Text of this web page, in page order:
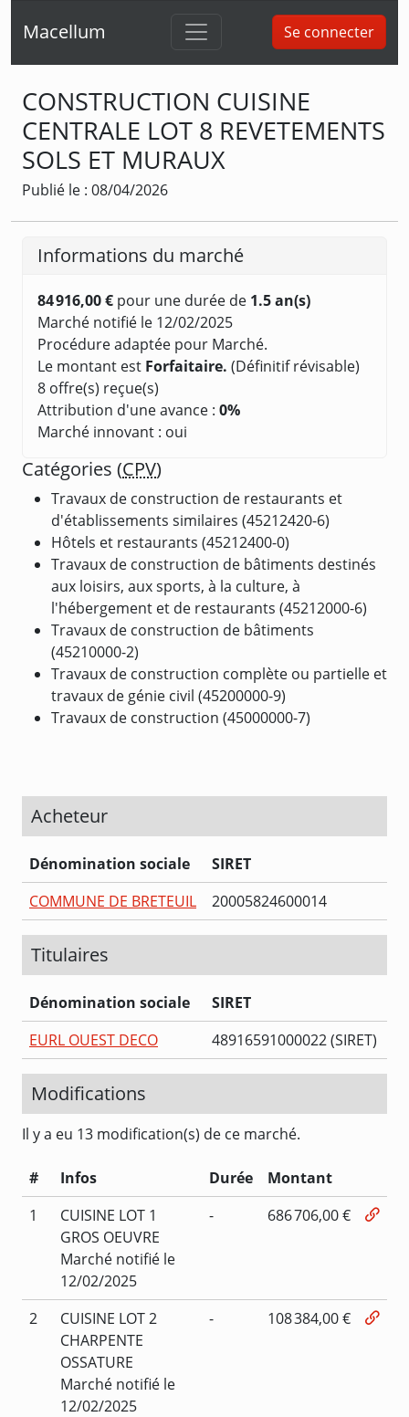
Macellum Se connecter
CONSTRUCTION CUISINE
CENTRALE LOT 8 REVETEMENTS
SOLS ET MURAUX
Publié le : 08/04/2026
Informations du marché
84 916,00 € pour une durée de 1.5 an(s)
Marché notifié le 12/02/2025
Procédure adaptée pour Marché.
Le montant est Forfaitaire. (Définitif révisable)
8 offre(s) reçue(s)
Attribution d'une avance : 0%
Marché innovant : oui
Catégories (CPV)
Travaux de construction de restaurants et
d'établissements similaires (45212420-6)
Hôtels et restaurants (45212400-0)
Travaux de construction de bâtiments destinés
aux loisirs, aux sports, à la culture, à
l'hébergement et de restaurants (45212000-6)
Travaux de construction de bâtiments
(45210000-2)
Travaux de construction complète ou partielle et
travaux de génie civil (45200000-9)
Travaux de construction (45000000-7)
Acheteur
Dénomination sociale
SIRET
COMMUNE DE BRETEUIL
20005824600014
Titulaires
Dénomination sociale
SIRET
EURL OUEST DECO
48916591000022 (SIRET)
Modifications
Il y a eu 13 modification(s) de ce marché.
# Infos Durée
Montant
1
CUISINE LOT 1
GROS OEUVRE
Marché notifié le
12/02/2025
- 686 706,00 €
2
CUISINE LOT 2
CHARPENTE
OSSATURE
Marché notifié le
12/02/2025
- 108 384,00 €